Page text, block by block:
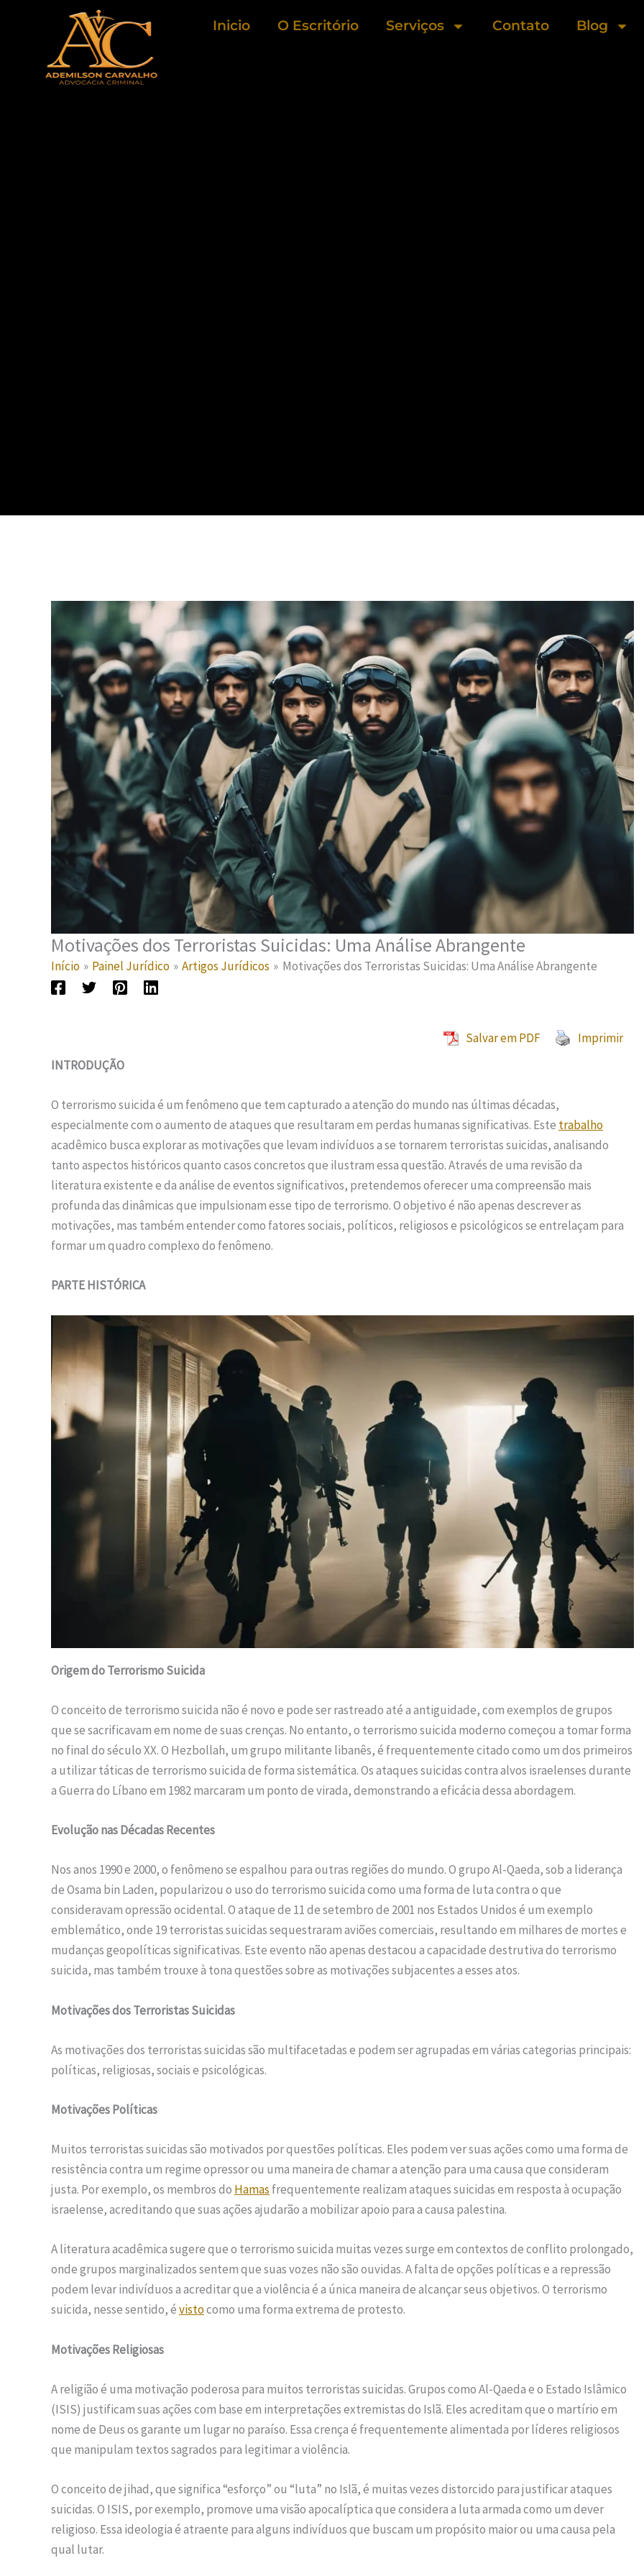
conteúdo
Inicio O Escritório Serviços Contato Blog
Motivações dos Terroristas Suicidas: Uma Análise Abrangente
Início Painel Jurídico Artigos Jurídicos Motivações dos Terroristas Suicidas: Uma Análise Abrangente
Salvar em PDF
Imprimir
INTRODUÇÃO
O terrorismo suicida é um fenômeno que tem capturado a atenção do mundo nas últimas décadas,
especialmente com o aumento de ataques que resultaram em perdas humanas significativas. Este trabalho
acadêmico busca explorar as motivações que levam indivíduos a se tornarem terroristas suicidas, analisando
tanto aspectos históricos quanto casos concretos que ilustram essa questão. Através de uma revisão da
literatura existente e da análise de eventos significativos, pretendemos oferecer uma compreensão mais
profunda das dinâmicas que impulsionam esse tipo de terrorismo. O objetivo é não apenas descrever as
motivações, mas também entender como fatores sociais, políticos, religiosos e psicológicos se entrelaçam para
formar um quadro complexo do fenômeno.
PARTE HISTÓRICA
Origem do Terrorismo Suicida
O conceito de terrorismo suicida não é novo e pode ser rastreado até a antiguidade, com exemplos de grupos
que se sacrificavam em nome de suas crenças. No entanto, o terrorismo suicida moderno começou a tomar forma
no final do século XX. O Hezbollah, um grupo militante libanês, é frequentemente citado como um dos primeiros
a utilizar táticas de terrorismo suicida de forma sistemática. Os ataques suicidas contra alvos israelenses durante
a Guerra do Líbano em 1982 marcaram um ponto de virada, demonstrando a eficácia dessa abordagem.
Evolução nas Décadas Recentes
Nos anos 1990 e 2000, o fenômeno se espalhou para outras regiões do mundo. O grupo Al-Qaeda, sob a liderança
de Osama bin Laden, popularizou o uso do terrorismo suicida como uma forma de luta contra o que
consideravam opressão ocidental. O ataque de 11 de setembro de 2001 nos Estados Unidos é um exemplo
emblemático, onde 19 terroristas suicidas sequestraram aviões comerciais, resultando em milhares de mortes e
mudanças geopolíticas significativas. Este evento não apenas destacou a capacidade destrutiva do terrorismo
suicida, mas também trouxe à tona questões sobre as motivações subjacentes a esses atos.
Motivações dos Terroristas Suicidas
As motivações dos terroristas suicidas são multifacetadas e podem ser agrupadas em várias categorias principais:
políticas, religiosas, sociais e psicológicas.
Motivações Políticas
Muitos terroristas suicidas são motivados por questões políticas. Eles podem ver suas ações como uma forma de
resistência contra um regime opressor ou uma maneira de chamar a atenção para uma causa que consideram
justa. Por exemplo, os membros do Hamas frequentemente realizam ataques suicidas em resposta à ocupação
israelense, acreditando que suas ações ajudarão a mobilizar apoio para a causa palestina.
A literatura acadêmica sugere que o terrorismo suicida muitas vezes surge em contextos de conflito prolongado,
onde grupos marginalizados sentem que suas vozes não são ouvidas. A falta de opções políticas e a repressão
podem levar indivíduos a acreditar que a violência é a única maneira de alcançar seus objetivos. O terrorismo
suicida, nesse sentido, évistocomo uma forma extrema de protesto.
Motivações Religiosas
A religião é uma motivação poderosa para muitos terroristas suicidas. Grupos como Al-Qaeda e o Estado Islâmico
(ISIS) justificam suas ações com base em interpretações extremistas do Islã. Eles acreditam que o martírio em
nome de Deus os garante um lugar no paraíso. Essa crença é frequentemente alimentada por líderes religiosos
que manipulam textos sagrados para legitimar a violência.
O conceito de jihad, que significa “esforço” ou “luta” no Islã, é muitas vezes distorcido para justificar ataques
suicidas. O ISIS, por exemplo, promove uma visão apocalíptica que considera a luta armada como um dever
religioso. Essa ideologia é atraente para alguns indivíduos que buscam um propósito maior ou uma causa pela
qual lutar.